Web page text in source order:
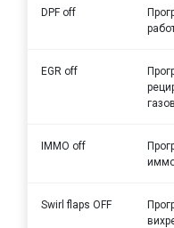
DPF off
EGR off
газов
IMMO off
Swirl flaps OFF